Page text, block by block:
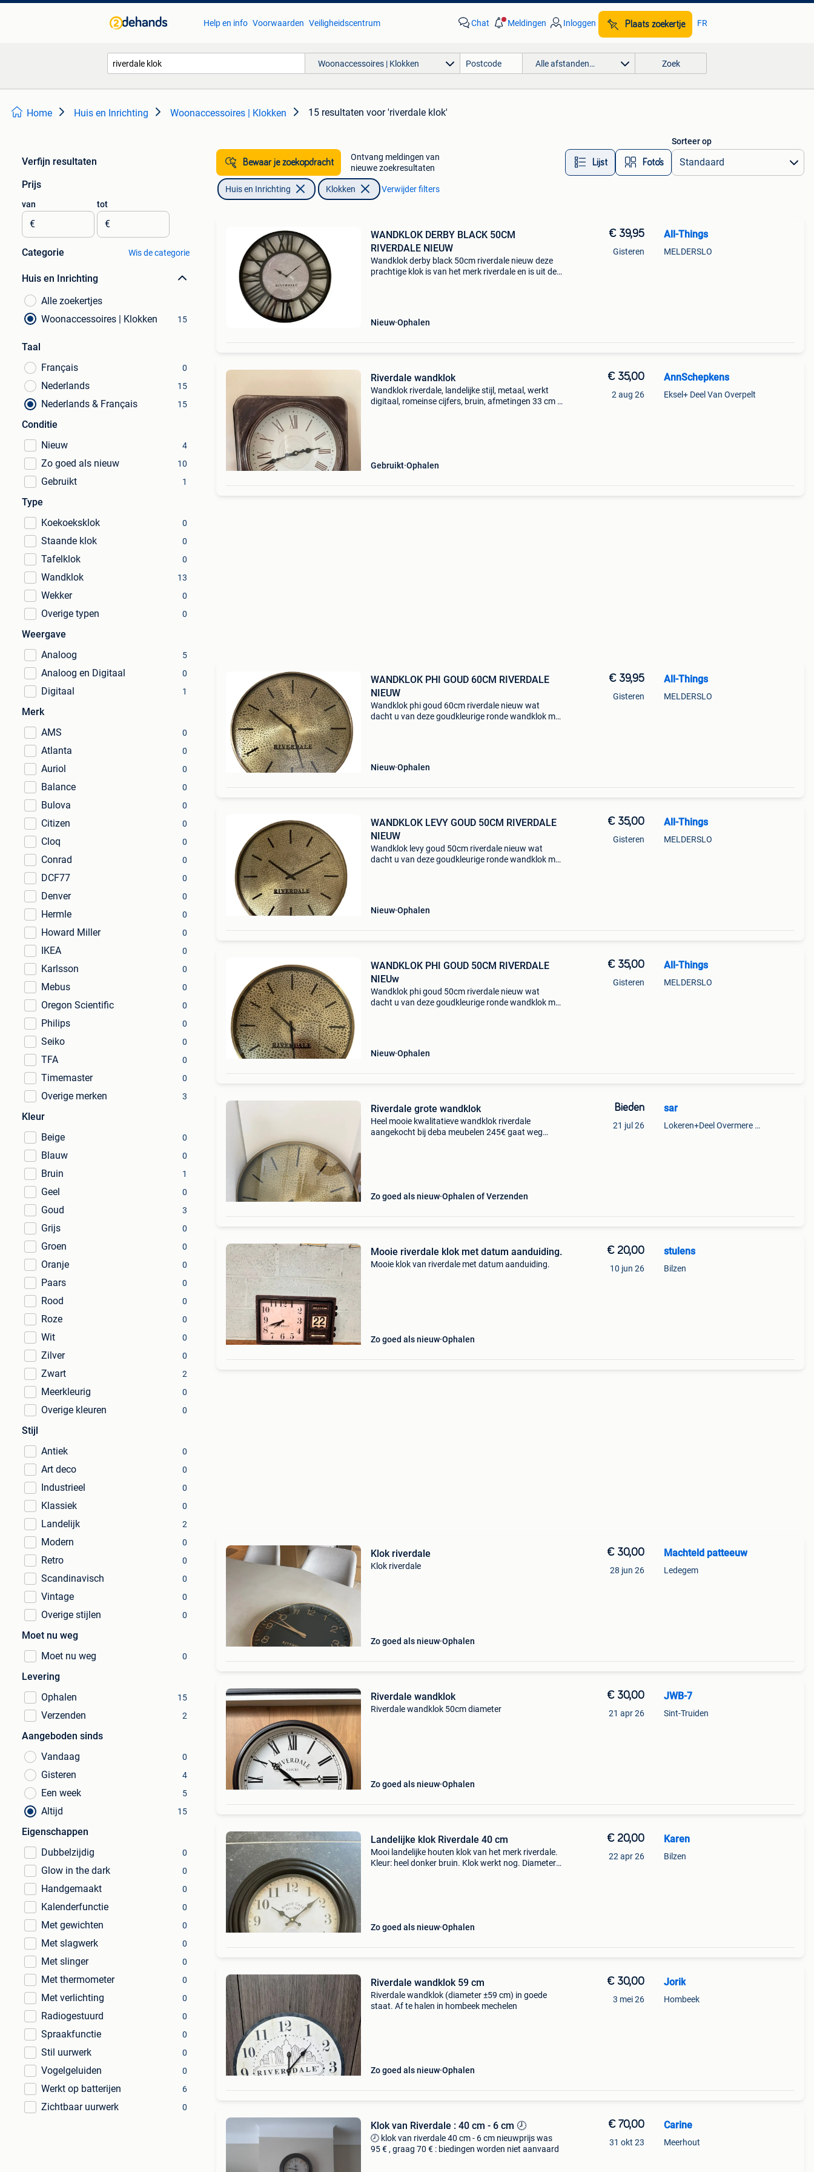
Help en info Voorwaarden Veiligheidscentrum Chat Meldingen Inloggen Plaats zoekertje FR
Woonaccessoires | Klokken Alle afstanden… Zoek
Home Huis en Inrichting Woonaccessoires | Klokken 15 resultaten voor 'riverdale klok'
Verfijn resultaten
Prijs
van
€
tot
€
Categorie Wis de categorie
Huis en Inrichting
Alle zoekertjes
Woonaccessoires | Klokken
15
Taal
Français
0
Nederlands 15
Nederlands & Français 15
Conditie
Nieuw
4
Zo goed als nieuw 10
Gebruikt 1
Type
Koekoeksklok
0
Staande klok 0
Tafelklok 0
Wandklok 13
Wekker 0
Overige typen 0
Weergave
Analoog
5
Analoog en Digitaal 0
Digitaal 1
Merk
AMS
0
Atlanta 0
Auriol 0
Balance 0
Bulova 0
Citizen 0
Cloq 0
Conrad 0
DCF77 0
Denver 0
Hermle 0
Howard Miller 0
IKEA 0
Karlsson 0
Mebus 0
Oregon Scientific 0
Philips 0
Seiko 0
TFA 0
Timemaster 0
Overige merken 3
Kleur
Beige
0
Blauw 0
Bruin 1
Geel 0
Goud 3
Grijs 0
Groen 0
Oranje 0
Paars 0
Rood 0
Roze 0
Wit 0
Zilver 0
Zwart 2
Meerkleurig 0
Overige kleuren 0
Stijl
Antiek
0
Art deco 0
Industrieel 0
Klassiek 0
Landelijk 2
Modern 0
Retro 0
Scandinavisch 0
Vintage 0
Overige stijlen 0
Moet nu weg
Moet nu weg
0
Levering
Ophalen
15
Verzenden 2
Aangeboden sinds
Vandaag
0
Gisteren 4
Een week 5
Altijd 15
Eigenschappen
Dubbelzijdig
0
Glow in the dark 0
Handgemaakt 0
Kalenderfunctie 0
Met gewichten 0
Met slagwerk 0
Met slinger 0
Met thermometer 0
Met verlichting 0
Radiogestuurd 0
Spraakfunctie 0
Stil uurwerk 0
Vogelgeluiden 0
Werkt op batterijen 6
Zichtbaar uurwerk 0
Bewaar je zoekopdracht
Ontvang meldingen van
nieuwe zoekresultaten
Lijst Foto’s
Sorteer op
Huis en Inrichting Klokken Verwijder filters
WANDKLOK DERBY BLACK 50CM
RIVERDALE NIEUW
Wandklok derby black 50cm riverdale nieuw deze
prachtige klok is van het merk riverdale en is uit de
Nieuw Ophalen
€ 39,95
Gisteren
All-Things
MELDERSLO
Riverdale wandklok
Wandklok riverdale, landelijke stijl, metaal, werkt
digitaal, romeinse cijfers, bruin, afmetingen 33 cm x
Gebruikt Ophalen
€ 35,00
2 aug 26
AnnSchepkens
Eksel+ Deel Van Overpelt
WANDKLOK PHI GOUD 60CM RIVERDALE
NIEUW
Wandklok phi goud 60cm riverdale nieuw wat
dacht u van deze goudkleurige ronde wandklok met
Nieuw Ophalen
€ 39,95
Gisteren
All-Things
MELDERSLO
WANDKLOK LEVY GOUD 50CM RIVERDALE
NIEUW
Wandklok levy goud 50cm riverdale nieuw wat
dacht u van deze goudkleurige ronde wandklok met
Nieuw Ophalen
€ 35,00
Gisteren
All-Things
MELDERSLO
WANDKLOK PHI GOUD 50CM RIVERDALE
NIEUw
Wandklok phi goud 50cm riverdale nieuw wat
dacht u van deze goudkleurige ronde wandklok met
Nieuw Ophalen
€ 35,00
Gisteren
All-Things
MELDERSLO
Riverdale grote wandklok
Heel mooie kwalitatieve wandklok riverdale
aangekocht bij deba meubelen 245€ gaat weg
Zo goed als nieuw Ophalen of Verzenden
Bieden
21 jul 26
sar
Lokeren+Deel Overmere En Zele
Mooie riverdale klok met datum aanduiding.
Mooie klok van riverdale met datum aanduiding.
Zo goed als nieuw Ophalen
€ 20,00
10 jun 26
stulens
Bilzen
Klok riverdale
Klok riverdale
Zo goed als nieuw Ophalen
€ 30,00
28 jun 26
Machteld patteeuw
Ledegem
Riverdale wandklok
Riverdale wandklok 50cm diameter
Zo goed als nieuw Ophalen
€ 30,00
21 apr 26
JWB-7
Sint-Truiden
Landelijke klok Riverdale 40 cm
Mooi landelijke houten klok van het merk riverdale.
Kleur: heel donker bruin. Klok werkt nog. Diameter:
Zo goed als nieuw Ophalen
€ 20,00
22 apr 26
Karen
Bilzen
Riverdale wandklok 59 cm
Riverdale wandklok (diameter ±59 cm) in goede
staat. Af te halen in hombeek mechelen
Zo goed als nieuw Ophalen
€ 30,00
3 mei 26
Jorik
Hombeek
Klok van Riverdale : 40 cm - 6 cm 🕗
🕗 klok van riverdale 40 cm - 6 cm nieuwprijs was
95 € , graag 70 € : biedingen worden niet aanvaard
€ 70,00
31 okt 23
Carine
Meerhout